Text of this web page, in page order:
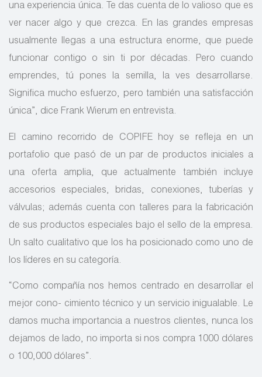
una experiencia única. Te das cuenta de lo valioso que es
ver nacer algo y que crezca. En las grandes empresas
usualmente llegas a una estructura enorme, que puede
funcionar contigo o sin ti por décadas. Pero cuando
emprendes, tú pones la semilla, la ves desarrollarse.
Significa mucho esfuerzo, pero también una satisfacción
única”, dice Frank Wierum en entrevista.
El camino recorrido de COPIFE hoy se refleja en un
portafolio que pasó de un par de productos iniciales a
una oferta amplia, que actualmente también incluye
accesorios especiales, bridas, conexiones, tuberías y
válvulas; además cuenta con talleres para la fabricación
de sus productos especiales bajo el sello de la empresa.
Un salto cualitativo que los ha posicionado como uno de
los líderes en su categoría.
“Como compañía nos hemos centrado en desarrollar el
mejor cono- cimiento técnico y un servicio inigualable. Le
damos mucha importancia a nuestros clientes, nunca los
dejamos de lado, no importa si nos compra 1000 dólares
o 100,000 dólares”.